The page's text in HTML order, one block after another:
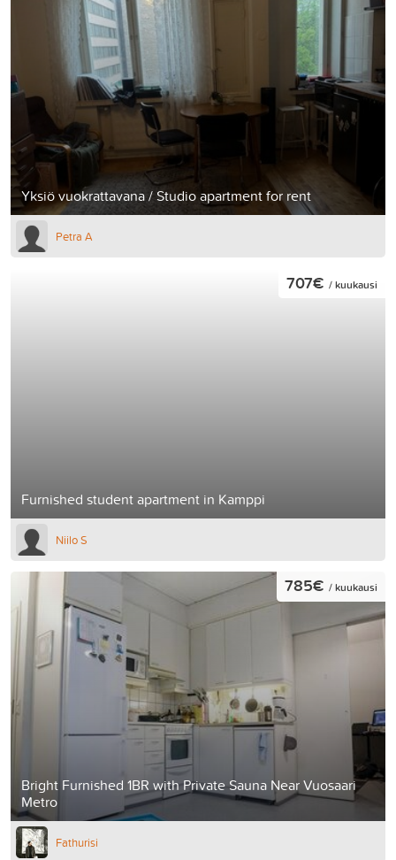
Yksiö vuokrattavana / Studio apartment for rent
Petra A
Furnished student apartment in Kamppi
707€ / kuukausi
Niilo S
Bright Furnished 1BR with Private Sauna Near Vuosaari
Metro
785€ / kuukausi
Fathurisi